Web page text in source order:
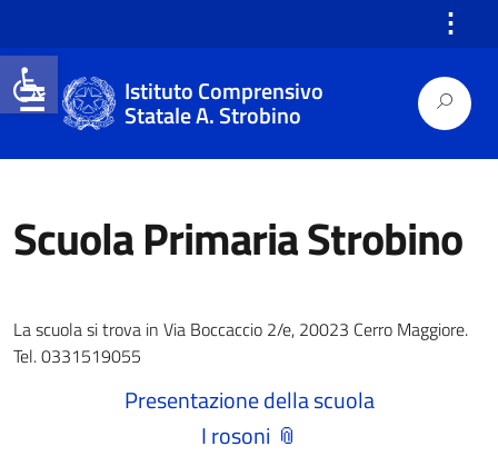
Open toolbar
⋮
Istituto Comprensivo
Statale A. Strobino
Scuola Primaria Strobino
La scuola si trova in Via Boccaccio 2/e, 20023 Cerro Maggiore.
Tel. 0331519055
Presentazione della scuola
I rosoni